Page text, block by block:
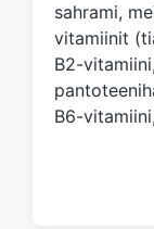
sahrami,
vitamiinit
B2-
B6-